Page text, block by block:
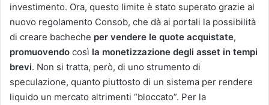
investimento. Ora, questo limite è stato superato grazie al
nuovo regolamento Consob, che dà ai portali la possibilità
di creare bacheche per vendere le quote acquistate,
promuovendo così la monetizzazione degli asset in tempi
brevi. Non si tratta, però, di uno strumento di
speculazione, quanto piuttosto di un sistema per rendere
liquido un mercato altrimenti “bloccato”. Per la